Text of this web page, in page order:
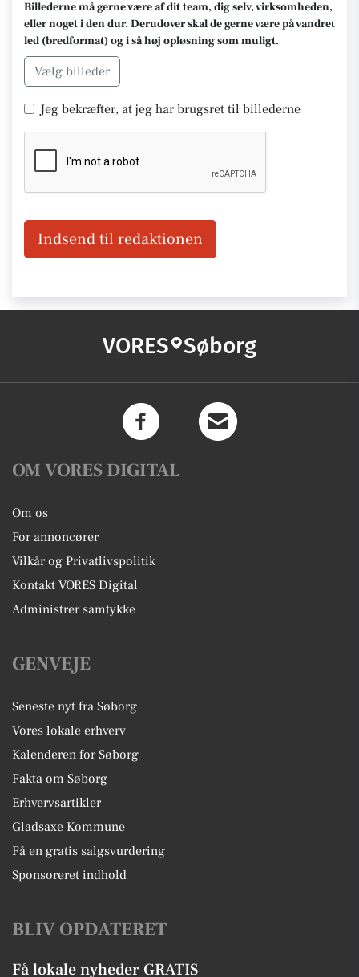
Billederne må gerne være af dit team, dig selv, virksomheden,
eller noget i den dur. Derudover skal de gerne være på vandret
led (bredformat) og i så høj opløsning som muligt.
Vælg billeder
Jeg bekræfter, at jeg har brugsret til billederne
Indsend til redaktionen
VORES Søborg
OM VORES DIGITAL
Om os
For annoncører
Vilkår og Privatlivspolitik
Kontakt VORES Digital
Administrer samtykke
GENVEJE
Seneste nyt fra Søborg
Vores lokale erhverv
Kalenderen for Søborg
Fakta om Søborg
Erhvervsartikler
Gladsaxe Kommune
Få en gratis salgsvurdering
Sponsoreret indhold
BLIV OPDATERET
Få lokale nyheder GRATIS